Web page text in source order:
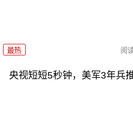
最热 阅
央视短短5秒钟，美军3年兵